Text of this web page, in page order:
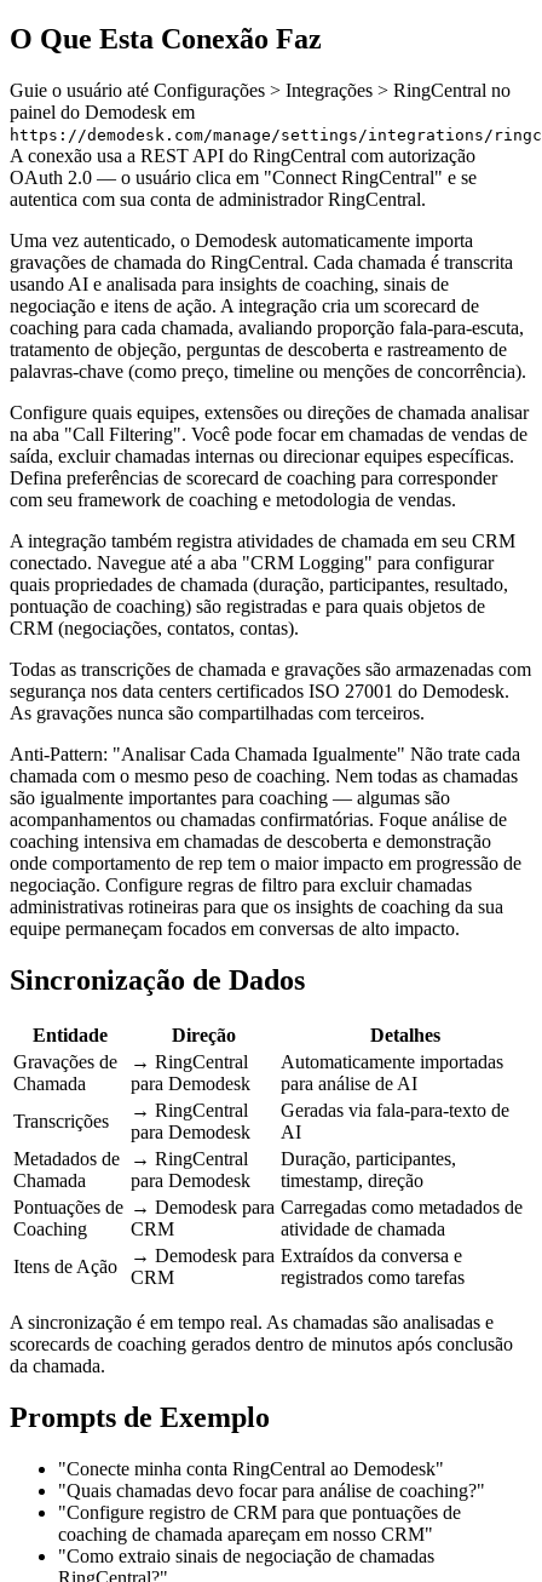
O Que Esta Conexão Faz
Guie o usuário até Configurações > Integrações > RingCentral no
painel do Demodesk em
https://demodesk.com/manage/settings/integrations/
A conexão usa a REST API do RingCentral com autorização
OAuth 2.0 — o usuário clica em "Connect RingCentral" e se
autentica com sua conta de administrador RingCentral.
Uma vez autenticado, o Demodesk automaticamente importa
gravações de chamada do RingCentral. Cada chamada é transcrita
usando AI e analisada para insights de coaching, sinais de
negociação e itens de ação. A integração cria um scorecard de
coaching para cada chamada, avaliando proporção fala-para-escuta,
tratamento de objeção, perguntas de descoberta e rastreamento de
palavras-chave (como preço, timeline ou menções de concorrência).
Configure quais equipes, extensões ou direções de chamada analisar
na aba "Call Filtering". Você pode focar em chamadas de vendas de
saída, excluir chamadas internas ou direcionar equipes específicas.
Defina preferências de scorecard de coaching para corresponder
com seu framework de coaching e metodologia de vendas.
A integração também registra atividades de chamada em seu CRM
conectado. Navegue até a aba "CRM Logging" para configurar
quais propriedades de chamada (duração, participantes, resultado,
pontuação de coaching) são registradas e para quais objetos de
CRM (negociações, contatos, contas).
Todas as transcrições de chamada e gravações são armazenadas com
segurança nos data centers certificados ISO 27001 do Demodesk.
As gravações nunca são compartilhadas com terceiros.
Anti-Pattern: "Analisar Cada Chamada Igualmente" Não trate cada
chamada com o mesmo peso de coaching. Nem todas as chamadas
são igualmente importantes para coaching — algumas são
acompanhamentos ou chamadas confirmatórias. Foque análise de
coaching intensiva em chamadas de descoberta e demonstração
onde comportamento de rep tem o maior impacto em progressão de
negociação. Configure regras de filtro para excluir chamadas
administrativas rotineiras para que os insights de coaching da sua
equipe permaneçam focados em conversas de alto impacto.
Sincronização de Dados
Entidade Direção
Detalhes
Gravações de
Chamada
→ RingCentral
para Demodesk
Automaticamente importadas
para análise de AI
Transcrições
→ RingCentral
para Demodesk
Geradas via fala-para-texto de
AI
Metadados de
Chamada
→ RingCentral
para Demodesk
Duração, participantes,
timestamp, direção
Pontuações de
Coaching
→ Demodesk para
CRM
Carregadas como metadados de
atividade de chamada
Itens de Ação
→ Demodesk para
CRM
Extraídos da conversa e
registrados como tarefas
A sincronização é em tempo real. As chamadas são analisadas e
scorecards de coaching gerados dentro de minutos após conclusão
da chamada.
Prompts de Exemplo
"Conecte minha conta RingCentral ao Demodesk"
"Quais chamadas devo focar para análise de coaching?"
"Configure registro de CRM para que pontuações de
coaching de chamada apareçam em nosso CRM"
"Como extraio sinais de negociação de chamadas
RingCentral?"